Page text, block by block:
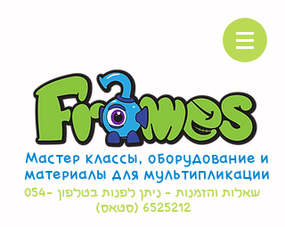
Мастер классы, оборудование и
материалы для мультипликации
שאלות והזמנות - ניתן לפנות בטלפון 054-
6525212(סטאס)